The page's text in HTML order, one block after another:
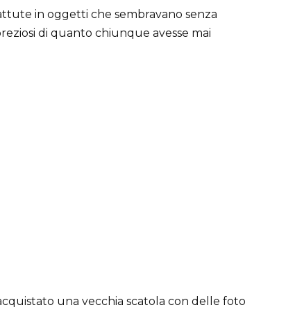
in oggetti che sembravano senza
di quanto chiunque avesse mai
una vecchia scatola con delle foto